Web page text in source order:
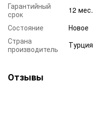
Гарантийный
срок
12 мес.
Состояние
Новое
Страна
производитель
Турция
Отзывы